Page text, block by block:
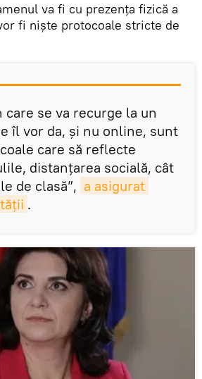
va fi cu prezența fizică a
fi niște protocoale stricte de
se va recurge la un
îl vor da, și nu online, sunt
care să reflecte
distanțarea socială, cât
de clasă”, a asigurat
.